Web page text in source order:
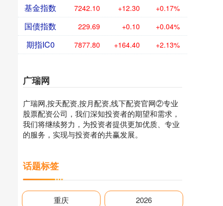
基金指数 7242.10 +12.30 +0.17%
国债指数 229.69 +0.10 +0.04%
期指IC0 7877.80 +164.40 +2.13%
广瑞网
广瑞网,按天配资,按月配资,线下配资官网②专业
股票配资公司，我们深知投资者的期望和需求，
我们将继续努力，为投资者提供更加优质、专业
的服务，实现与投资者的共赢发展。
话题标签
重庆 2026